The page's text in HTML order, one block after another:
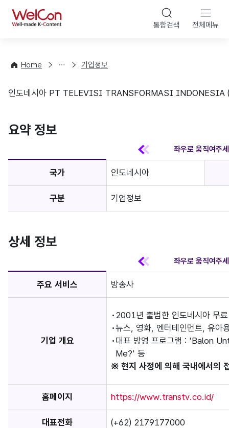
WelCon 통합검색 전체메뉴
Home
컨
팅
해
기
정
기업정보
기업정보
인도네시아 PT TELEVISI TRANSFORMASI INDONESIA
요약 정보
국가 인도네시아
구분 기업정보
상세 정보
주요 서비스 방송사
기업 개요
2001년 출범한 인도네시아 무
뉴스, 영화, 엔터테인먼트, 유아
대표 방영 프로그램 : 'Balon
Me?' 등
※ 현지 사정에 의해 국내에서의
홈페이지 https://www.transtv.co.id/
대표전화 (+62) 2179177000